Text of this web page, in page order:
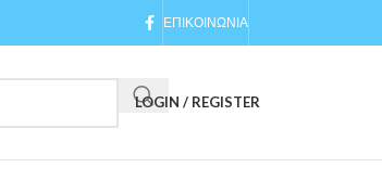
ΕΠΙΚΟΙΝΩΝΙΑ
LOGIN / REGISTER